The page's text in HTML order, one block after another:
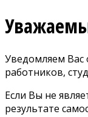
Уведомляем Вас
работников,
Если Вы не
результате